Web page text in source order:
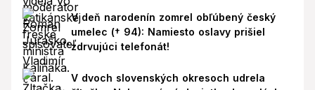
V deň narodenín zomrel obľúbený český
umelec († 94): Namiesto oslavy prišiel
zdrvujúci telefonát!
V dvoch slovenských okresoch udrela